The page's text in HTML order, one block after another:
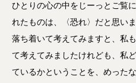
ひとりの心の中をじーっとご覧
れたものは、〈恐れ〉だと思い
落ち着いて考えてみますと、私
て考えてみましたけれども、私
ているかということを、めった